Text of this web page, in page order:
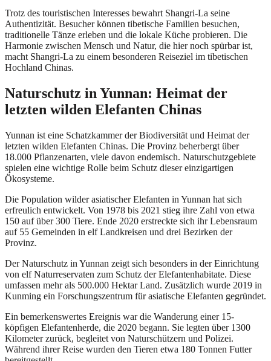
Trotz des touristischen Interesses bewahrt Shangri-La seine
Authentizität. Besucher können tibetische Familien besuchen,
traditionelle Tänze erleben und die lokale Küche probieren. Die
Harmonie zwischen Mensch und Natur, die hier noch spürbar ist,
macht Shangri-La zu einem besonderen Reiseziel im tibetischen
Hochland Chinas.
Naturschutz in Yunnan: Heimat der
letzten wilden Elefanten Chinas
Yunnan ist eine Schatzkammer der Biodiversität und Heimat der
letzten wilden Elefanten Chinas. Die Provinz beherbergt über
18.000 Pflanzenarten, viele davon endemisch. Naturschutzgebiete
spielen eine wichtige Rolle beim Schutz dieser einzigartigen
Ökosysteme.
Die Population wilder asiatischer Elefanten in Yunnan hat sich
erfreulich entwickelt. Von 1978 bis 2021 stieg ihre Zahl von etwa
150 auf über 300 Tiere. Ende 2020 erstreckte sich ihr Lebensraum
auf 55 Gemeinden in elf Landkreisen und drei Bezirken der
Provinz.
Der Naturschutz in Yunnan zeigt sich besonders in der Einrichtung
von elf Naturreservaten zum Schutz der Elefantenhabitate. Diese
umfassen mehr als 500.000 Hektar Land. Zusätzlich wurde 2019 in
Kunming ein Forschungszentrum für asiatische Elefanten gegründet.
Ein bemerkenswertes Ereignis war die Wanderung einer 15-
köpfigen Elefantenherde, die 2020 begann. Sie legten über 1300
Kilometer zurück, begleitet von Naturschützern und Polizei.
Während ihrer Reise wurden den Tieren etwa 180 Tonnen Futter